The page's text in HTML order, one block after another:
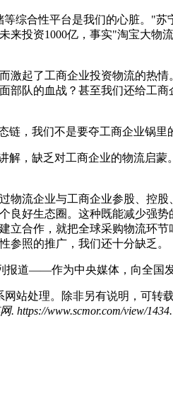
综合性平台是我们的心脏。"
来投资1000亿，事实"淘宝大
激起了工商企业投资物流的热
部队的血战？甚至我们还给
，我们不是要夺工商企业锅里
，缺乏对工商企业的物流启
物流企业与工商企业参股、控
良好生态圈。这种既能减少强
立合作，就把全球采购物流环
参照的推广，我们还十分缺乏。
道——作为中央媒体，向全国
站处理。除非另有说明，可转
https://www.scmor.com/view/1434.